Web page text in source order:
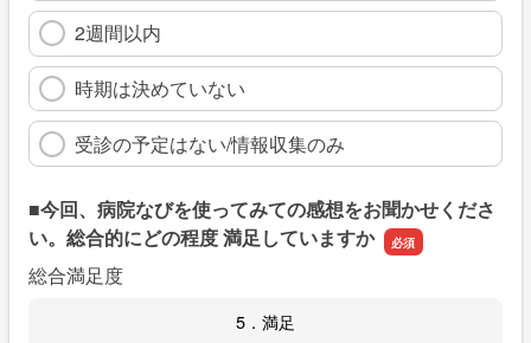
2週間以内
時期は決めていない
受診の予定はない/情報収集のみ
■今回、病院なびを使ってみての感想をお聞かせくださ
い。総合的にどの程度 満足していますか
総合満足度
5．満足